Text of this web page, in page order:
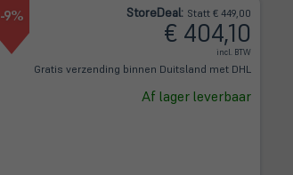
-9% StoreDeal: Statt € 449,00
€ 404,10
incl. BTW
Gratis verzending binnen Duitsland met DHL
Af lager leverbaar